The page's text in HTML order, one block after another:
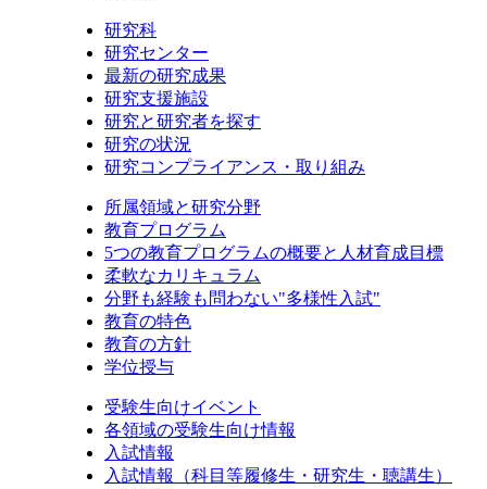
研究科
研究センター
最新の研究成果
研究支援施設
研究と研究者を探す
研究の状況
研究コンプライアンス・取り組み
所属領域と研究分野
教育プログラム
5つの教育プログラムの概要と人材育成目標
柔軟なカリキュラム
分野も経験も問わない"多様性入試"
教育の特色
教育の方針
学位授与
受験生向けイベント
各領域の受験生向け情報
入試情報
入試情報（科目等履修生・研究生・聴講生）